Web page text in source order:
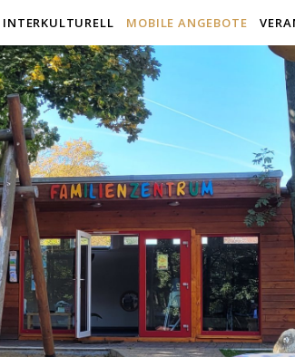
INTERKULTURELL MOBILE ANGEBOTE